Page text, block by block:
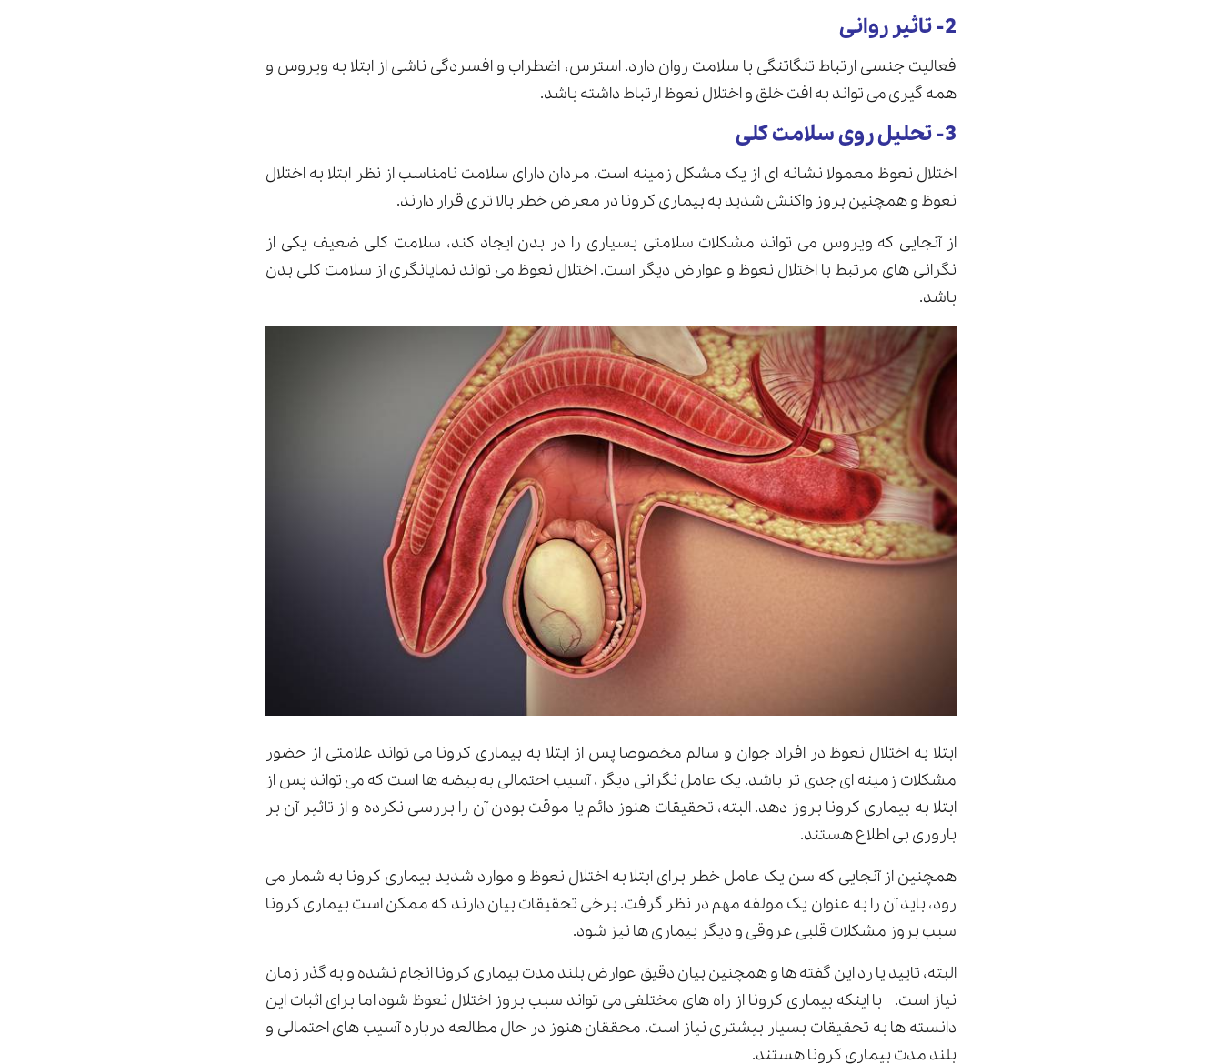
2- تاثیر روانی
فعالیت جنسی ارتباط تنگاتنگی با سلامت روان دارد. استرس، اضطراب و افسردگی ناشی از ابتلا به ویروس و
همه گیری می تواند به افت خلق و اختلال نعوظ ارتباط داشته باشد.
3- تحلیل روی سلامت کلی
اختلال نعوظ معمولا نشانه ای از یک مشکل زمینه است. مردان دارای سلامت نامناسب از نظر ابتلا به اختلال
نعوظ و همچنین بروز واکنش شدید به بیماری کرونا در معرض خطر بالا تری قرار دارند.
از آنجایی که ویروس می تواند مشکلات سلامتی بسیاری را در بدن ایجاد کند، سلامت کلی ضعیف یکی از
نگرانی های مرتبط با اختلال نعوظ و عوارض دیگر است. اختلال نعوظ می تواند نمایانگری از سلامت کلی بدن
باشد.
ابتلا به اختلال نعوظ در افراد جوان و سالم مخصوصا پس از ابتلا به بیماری کرونا می تواند علامتی از حضور
مشکلات زمینه ای جدی تر باشد. یک عامل نگرانی دیگر، آسیب احتمالی به بیضه ها است که می تواند پس از
ابتلا به بیماری کرونا بروز دهد. البته، تحقیقات هنوز دائم یا موقت بودن آن را بررسی نکرده و از تاثیر آن بر
باروری بی اطلاع هستند.
همچنین از آنجایی که سن یک عامل خطر برای ابتلا به اختلال نعوظ و موارد شدید بیماری کرونا به شمار می
رود، باید آن را به عنوان یک مولفه مهم در نظر گرفت. برخی تحقیقات بیان دارند که ممکن است بیماری کرونا
سبب بروز مشکلات قلبی عروقی و دیگر بیماری ها نیز شود.
البته، تایید یا رد این گفته ها و همچنین بیان دقیق عوارض بلند مدت بیماری کرونا انجام نشده و به گذر زمان
نیاز است. با اینکه بیماری کرونا از راه های مختلفی می تواند سبب بروز اختلال نعوظ شود اما برای اثبات این
دانسته ها به تحقیقات بسیار بیشتری نیاز است. محققان هنوز در حال مطالعه درباره آسیب های احتمالی و
بلند مدت بیماری کرونا هستند.